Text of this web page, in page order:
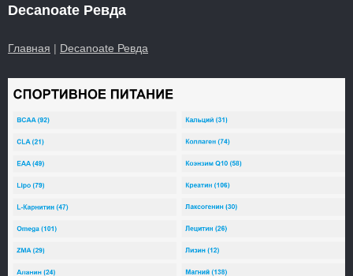
Decanoate Ревда
Главная | Decanoate Ревда